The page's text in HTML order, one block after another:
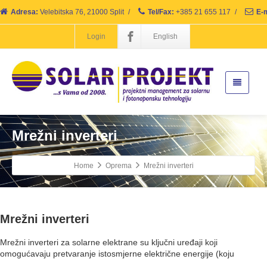
Adresa: Velebitska 76, 21000 Split / Tel/Fax: +385 21 655 117 / E-
Login English
Mrežni inverteri
Home Oprema Mrežni inverteri
Mrežni inverteri
Mrežni inverteri za solarne elektrane su ključni uređaji koji
omogućavaju pretvaranje istosmjerne električne energije (koju